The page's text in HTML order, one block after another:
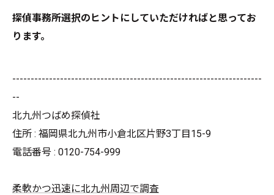
探偵事務所選択のヒントにしていただければと思ってお
ります。
--------------------------------------------------------------------
--
北九州つばめ探偵社
住所 : 福岡県北九州市小倉北区片野3丁目15-9
電話番号 : 0120-754-999
柔軟かつ迅速に北九州周辺で調査